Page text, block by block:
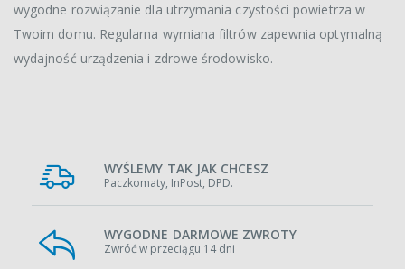
wygodne rozwiązanie dla utrzymania czystości powietrza w
Twoim domu. Regularna wymiana filtrów zapewnia optymalną
wydajność urządzenia i zdrowe środowisko.
WYŚLEMY TAK JAK CHCESZ
Paczkomaty, InPost, DPD.
WYGODNE DARMOWE ZWROTY
Zwróć w przeciągu 14 dni